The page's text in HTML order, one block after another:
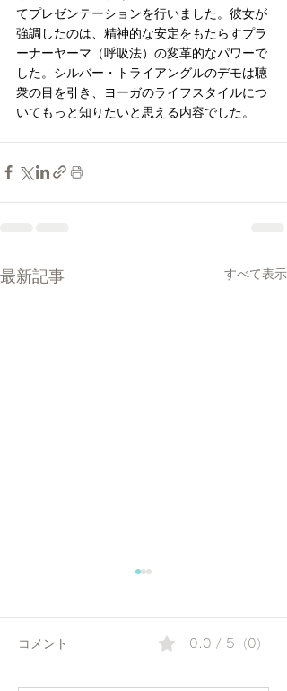
てプレゼンテーションを行いました。彼女が
強調したのは、精神的な安定をもたらすプラ
ーナーヤーマ（呼吸法）の変革的なパワーで
した。シルバー・トライアングルのデモは聴
衆の目を引き、ヨーガのライフスタイルにつ
いてもっと知りたいと思える内容でした。
最新記事 すべて表示
コメント 0.0 / 5（0）